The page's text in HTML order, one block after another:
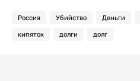
Россия Убийство Деньги
кипяток долги долг